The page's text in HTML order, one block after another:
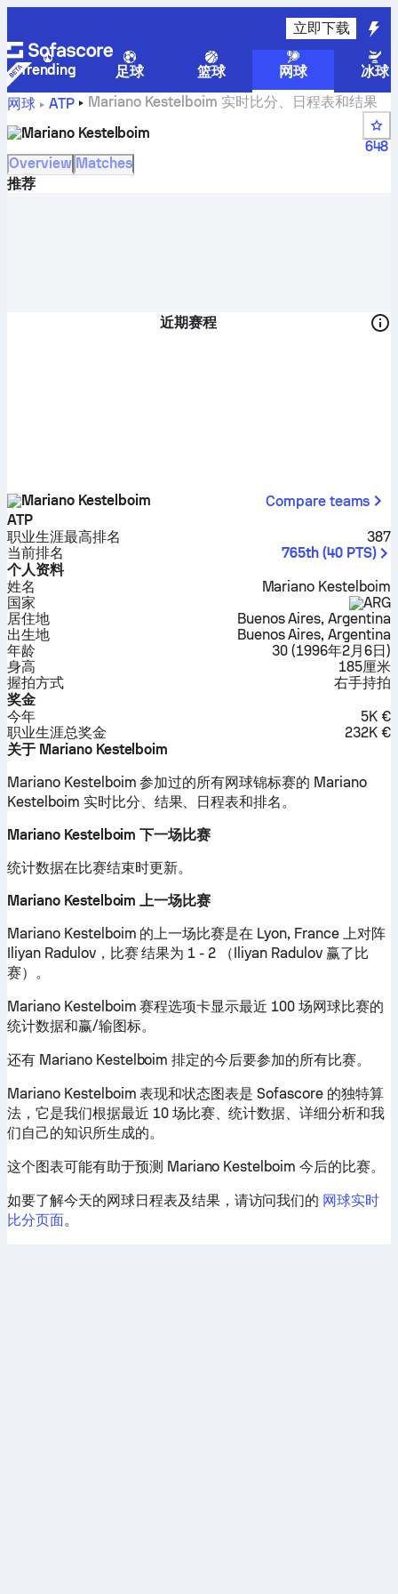
立即下载
Trending 足球 篮球 网球
冰球
网球
ATP
Mariano Kestelboim 实时比分、日程表和结果
Mariano Kestelboim
648
Overview Matches
推荐
近期赛程
Mariano Kestelboim
Compare teams
ATP
职业生涯最高排名
387
当前排名
765th (40 PTS)
个人资料
姓名
Mariano Kestelboim
国家
ARG
居住地
Buenos Aires, Argentina
出生地
Buenos Aires, Argentina
年龄
30 (1996年2月6日)
身高
185厘米
握拍方式
右手持拍
奖金
今年
5K €
职业生涯总奖金
232K €
关于 Mariano Kestelboim
Mariano Kestelboim 参加过的所有网球锦标赛的 Mariano
Kestelboim 实时比分、结果、日程表和排名。
Mariano Kestelboim 下一场比赛
统计数据在比赛结束时更新。
Mariano Kestelboim 上一场比赛
Mariano Kestelboim 的上一场比赛是在 Lyon, France 上对阵
Iliyan Radulov，比赛 结果为 1 - 2 （Iliyan Radulov 赢了比
赛）。
Mariano Kestelboim 赛程选项卡显示最近 100 场网球比赛的
统计数据和赢/输图标。
还有 Mariano Kestelboim 排定的今后要参加的所有比赛。
Mariano Kestelboim 表现和状态图表是 Sofascore 的独特算
法，它是我们根据最近 10 场比赛、统计数据、详细分析和我
们自己的知识所生成的。
这个图表可能有助于预测 Mariano Kestelboim 今后的比赛。
如要了解今天的网球日程表及结果，请访问我们的 网球实时
比分页面。